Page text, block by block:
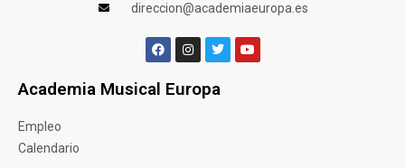
direccion@academiaeuropa.es
Academia Musical Europa
Empleo
Calendario